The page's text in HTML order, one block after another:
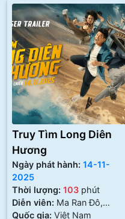
Truy Tìm Long Diên
Hương
Ngày phát hành: 14-11-
2025
Thời lượng: 103 phút
Diễn viên: Ma Ran Đô,
Quang Tuấn
Quốc gia: Việt Nam